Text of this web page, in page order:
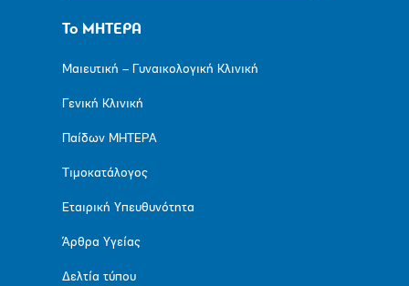
Το ΜΗΤΕΡΑ
Μαιευτική – Γυναικολογική Κλινική
Γενική Κλινική
Παίδων ΜΗΤΕΡΑ
Τιμοκατάλογος
Εταιρική Υπευθυνότητα
Άρθρα Υγείας
Δελτία τύπου